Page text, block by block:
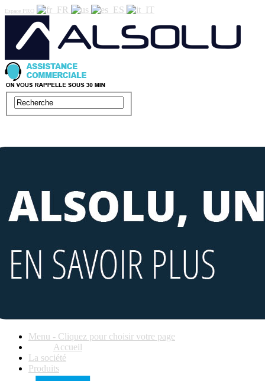
Espace PRO
Menu - Cliquez pour choisir votre page
Accueil
La société
Produits